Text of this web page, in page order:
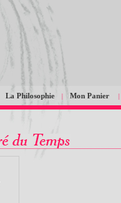
La Philosophie | Mon Panier |